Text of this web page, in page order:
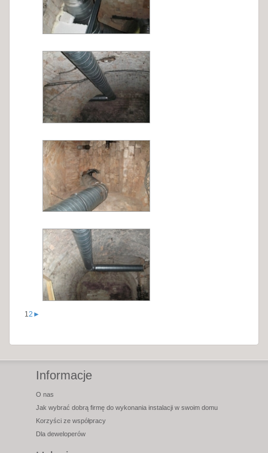
12 ►
Informacje
O nas
Jak wybrać dobrą firmę do wykonania instalacji w swoim domu
Korzyści ze współpracy
Dla deweloperów